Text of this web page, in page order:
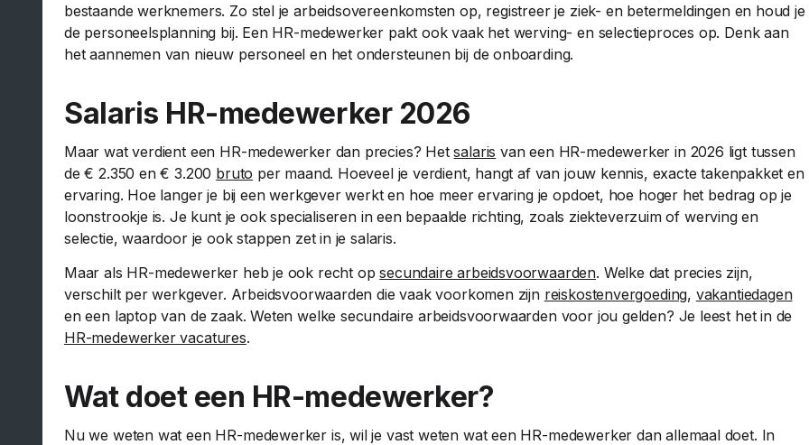
bestaande werknemers. Zo stel je arbeidsovereenkomsten op, registreer je ziek- en betermeldingen en houd je
de personeelsplanning bij. Een HR-medewerker pakt ook vaak het werving- en selectieproces op. Denk aan
het aannemen van nieuw personeel en het ondersteunen bij de onboarding.
Salaris HR-medewerker 2026
Maar wat verdient een HR-medewerker dan precies? Hetsalaris van een HR-medewerker in 2026 ligt tussen
de € 2.350 en € 3.200 bruto per maand. Hoeveel je verdient, hangt af van jouw kennis, exacte takenpakket en
ervaring. Hoe langer je bij een werkgever werkt en hoe meer ervaring je opdoet, hoe hoger het bedrag op je
loonstrookje is. Je kunt je ook specialiseren in een bepaalde richting, zoals ziekteverzuim of werving en
selectie, waardoor je ook stappen zet in je salaris.
Maar als HR-medewerker heb je ook recht opsecundaire arbeidsvoorwaarden. Welke dat precies zijn,
verschilt per werkgever. Arbeidsvoorwaarden die vaak voorkomen zijn reiskostenvergoeding, vakantiedagen
en een laptop van de zaak. Weten welke secundaire arbeidsvoorwaarden voor jou gelden? Je leest het in de
HR-medewerker vacatures.
Wat doet een HR-medewerker?
Nu we weten wat een HR-medewerker is, wil je vast weten wat een HR-medewerker dan allemaal doet. In